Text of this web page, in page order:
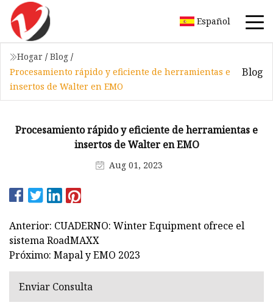
Español
Hogar / Blog /
Procesamiento rápido y eficiente de herramientas e
insertos de Walter en EMO
Blog
Procesamiento rápido y eficiente de herramientas e
insertos de Walter en EMO
Aug 01, 2023
Anterior: CUADERNO: Winter Equipment ofrece el
sistema RoadMAXX
Próximo: Mapal y EMO 2023
Enviar Consulta